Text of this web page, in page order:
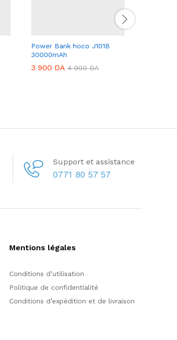
Power Bank hoco J101B
30000mAh
3 900 DA 4 900DA
Support et assistance
0771 80 57 57
Mentions légales
Conditions d’utilisation
Politique de confidentialité
Conditions d’expédition et de livraison